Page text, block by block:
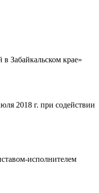
Забайкальском крае»
2018 г. при содействии
исполнителем